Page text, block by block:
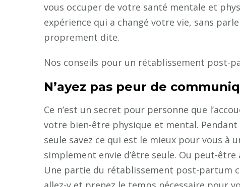
vous occuper de votre santé mentale et
expérience qui a changé votre vie, sans
proprement dite.
Nos conseils pour un rétablissement post-
N’ayez pas peur de
Ce n’est un secret pour personne que
votre bien-être physique et mental.
seule savez ce qui est le mieux pour vous à
simplement envie d’être seule. Ou peut-être
Une partie du rétablissement post-partum